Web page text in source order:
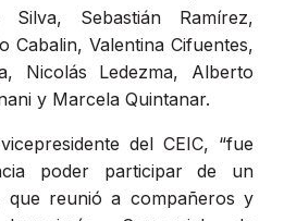
Silva, Sebastián Ramírez,
Cabalin, Valentina Cifuentes,
, Nicolás Ledezma, Alberto
y Marcela Quintanar.
del CEIC, “fue
poder participar de un
que reunió a compañeros y